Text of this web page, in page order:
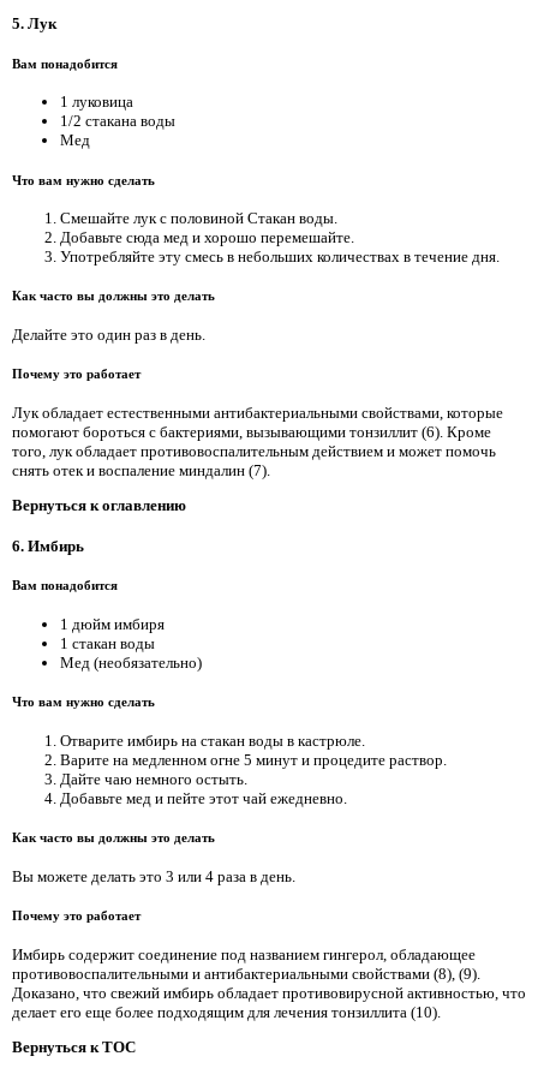
5. Лук
Вам понадобится
1 луковица
1/2 стакана воды
Мед
Что вам нужно сделать
Смешайте лук с половиной Стакан воды.
Добавьте сюда мед и хорошо перемешайте.
Употребляйте эту смесь в небольших количествах в течение дня.
Как часто вы должны это делать
Делайте это один раз в день.
Почему это работает
Лук обладает естественными антибактериальными свойствами, которые
помогают бороться с бактериями, вызывающими тонзиллит (6). Кроме
того, лук обладает противовоспалительным действием и может помочь
снять отек и воспаление миндалин (7).
Вернуться к оглавлению
6. Имбирь
Вам понадобится
1 дюйм имбиря
1 стакан воды
Мед (необязательно)
Что вам нужно сделать
Отварите имбирь на стакан воды в кастрюле.
Варите на медленном огне 5 минут и процедите раствор.
Дайте чаю немного остыть.
Добавьте мед и пейте этот чай ежедневно.
Как часто вы должны это делать
Вы можете делать это 3 или 4 раза в день.
Почему это работает
Имбирь содержит соединение под названием гингерол, обладающее
противовоспалительными и антибактериальными свойствами (8), (9).
Доказано, что свежий имбирь обладает противовирусной активностью, что
делает его еще более подходящим для лечения тонзиллита (10).
Вернуться к TOC